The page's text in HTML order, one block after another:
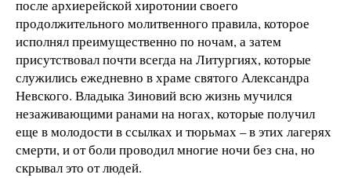
после архиерейской хиротонии своего
продолжительного молитвенного правила, которое
исполнял преимущественно по ночам, а затем
присутствовал почти всегда на Литургиях, которые
служились ежедневно в храме святого Александра
Невского. Владыка Зиновий всю жизнь мучился
незаживающими ранами на ногах, которые получил
еще в молодости в ссылках и тюрьмах – в этих лагерях
смерти, и от боли проводил многие ночи без сна, но
скрывал это от людей.